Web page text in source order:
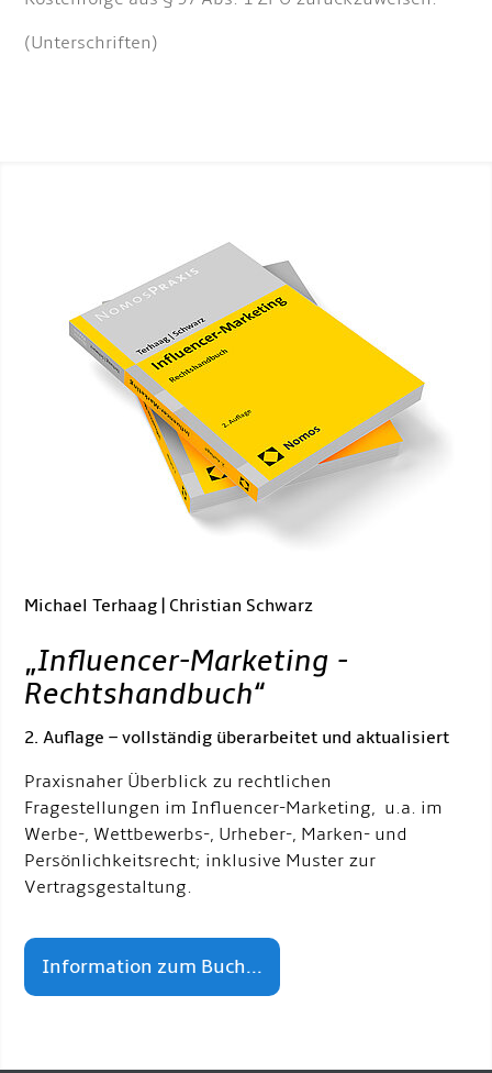
(Unterschriften)
Michael Terhaag | Christian Schwarz
„Influencer-Marketing -
Rechtshandbuch“
2. Auflage – vollständig überarbeitet und aktualisiert
Praxisnaher Überblick zu rechtlichen
Fragestellungen im Influencer-Marketing, u.a. im
Werbe-, Wettbewerbs-, Urheber-, Marken- und
Persönlichkeitsrecht; inklusive Muster zur
Vertragsgestaltung.
Information zum Buch...